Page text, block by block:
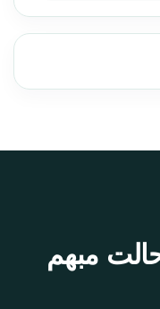
مبهم